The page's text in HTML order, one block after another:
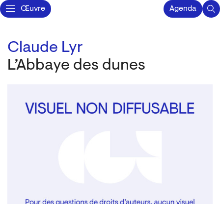
Œuvre Agenda
Claude Lyr
L’Abbaye des dunes